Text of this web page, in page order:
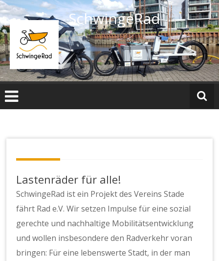
Zum
Inhalt
springen
SchwingeRad
Lastenräder für alle!
SchwingeRad ist ein Projekt des Vereins Stade
fährt Rad e.V. Wir setzen Impulse für eine sozial
gerechte und nachhaltige Mobilitätsentwicklung
und wollen insbesondere den Radverkehr voran
bringen: Für eine lebenswerte Stadt, in der man